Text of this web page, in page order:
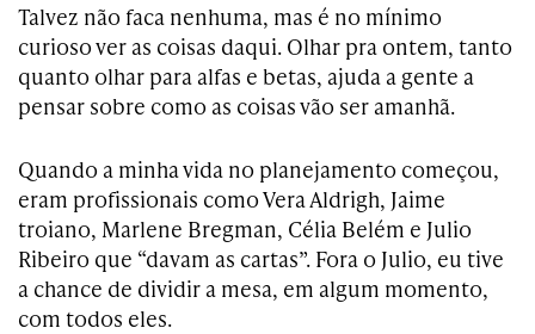
Talvez não faca nenhuma, mas é no mínimo
curioso ver as coisas daqui. Olhar pra ontem, tanto
quanto olhar para alfas e betas, ajuda a gente a
pensar sobre como as coisas vão ser amanhã.
Quando a minha vida no planejamento começou,
eram profissionais como Vera Aldrigh, Jaime
troiano, Marlene Bregman, Célia Belém e Julio
Ribeiro que “davam as cartas”. Fora o Julio, eu tive
a chance de dividir a mesa, em algum momento,
com todos eles.